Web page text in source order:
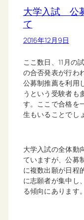
大学入試 公
て
2016年12月9日
ここ数日、11月の
の合否発表が行わ
公募制推薦を利用
うという受験者も
す。ここで合格を
生もいることでし
大学入試の全体動
ていますが、公募
に複数出願が日程
に志願者が集中し
る傾向にあります。